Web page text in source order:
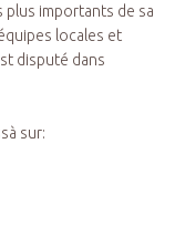
plus importants de sa
locales et
disputé dans
sur: